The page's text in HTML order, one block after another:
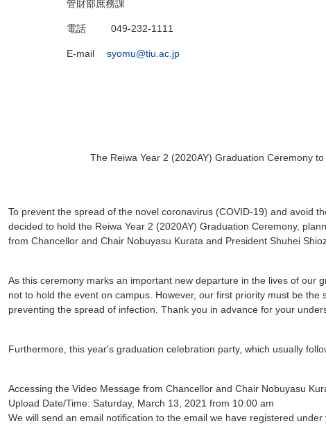
管財部庶務課
電話 049-232-1111
E-mail syomu@tiu.ac.jp
The Reiwa Year 2 (2020AY) Graduation Ceremony
To prevent the spread of the novel coronavirus (COVID-19) and avoid
decided to hold the Reiwa Year 2 (2020AY) Graduation Ceremony,
from Chancellor and Chair Nobuyasu Kurata and President Shuhei
As this ceremony marks an important new departure in the lives of our
not to hold the event on campus. However, our first priority must be
preventing the spread of infection. Thank you in advance for your
Furthermore, this year's graduation celebration party, which usually
Accessing the Video Message from Chancellor and Chair Nobuyasu
Upload Date/Time: Saturday, March 13, 2021 from 10:00 am
We will send an email notification to the email we have registered